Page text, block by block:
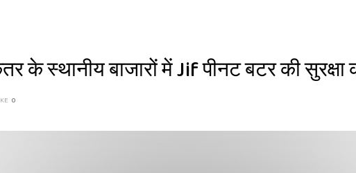
के स्थानीय बाजारों में Jif पीनट बटर की सुरक्षा
0